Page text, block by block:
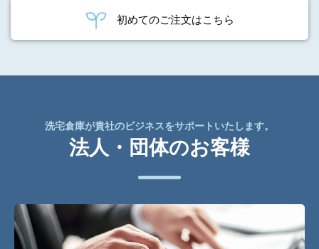
初めてのご注文はこちら
洗宅倉庫が貴社のビジネスをサポートいたします。
法人・団体のお客様